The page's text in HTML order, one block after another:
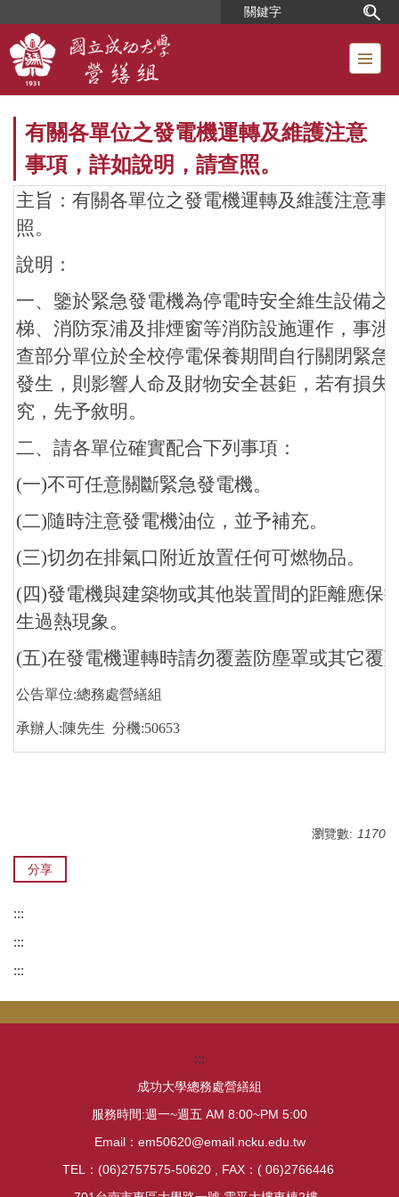
主
要
內
容
有關各單位之發電機運轉及維護注意
事項，詳如說明，請查照。
主旨：有關各單位之發電機運轉及維護注意事
照。
說明：
一、鑒於緊急發電機為停電時安全維生設備之
梯、消防泵浦及排煙窗等消防設施運作，事涉
查部分單位於全校停電保養期間自行關閉緊急
發生，則影響人命及財物安全甚鉅，若有損失
究，先予敘明。
二、請各單位確實配合下列事項：
(一)不可任意關斷緊急發電機。
(二)隨時注意發電機油位，並予補充。
(三)切勿在排氣口附近放置任何可燃物品。
(四)發電機與建築物或其他裝置間的距離應保
生過熱現象。
(五)在發電機運轉時請勿覆蓋防塵罩或其它覆
公告單位:總務處營繕組
承辦人:陳先生 分機:50653
瀏覽數: 1170
分享
:::
:::
:::
:::
成功大學總務處營繕組
服務時間:週一~週五 AM 8:00~PM 5:00
Email：em50620@email.ncku.edu.tw
TEL：(06)2757575-50620 , FAX：( 06)2766446